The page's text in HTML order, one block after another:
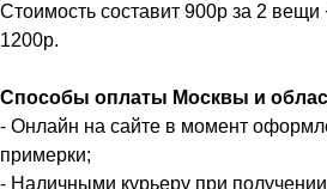
Стоимость составит 900р за 2
1200р.
Способы оплаты Москвы и
- Онлайн на сайте в момент
примерки;
- Наличными курьеру при получении